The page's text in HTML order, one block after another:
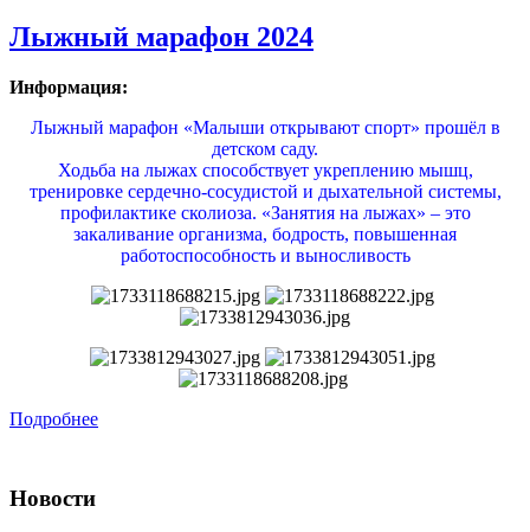
Лыжный марафон 2024
Информация:
Лыжный марафон «Малыши открывают спорт» прошёл в
детском саду.
Ходьба на лыжах способствует укреплению мышц,
тренировке сердечно-сосудистой и дыхательной системы,
профилактике сколиоза. «Занятия на лыжах» – это
закаливание организма, бодрость, повышенная
работоспособность и выносливость
Подробнее
Новости